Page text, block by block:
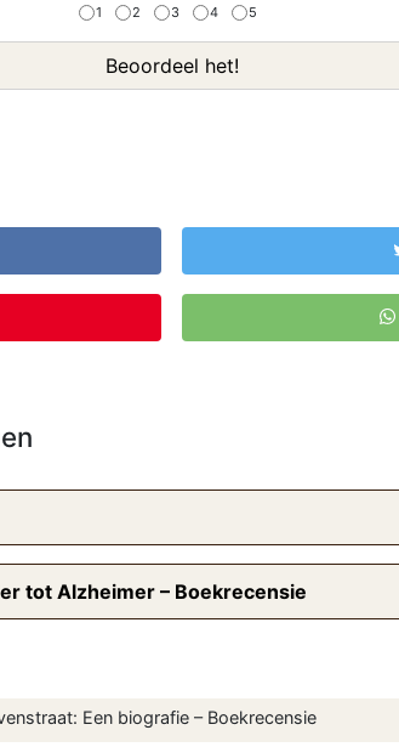
1 2 3 4 5
Beoordeel het!
tot Alzheimer – Boekrecensie
Een biografie – Boekrecensie